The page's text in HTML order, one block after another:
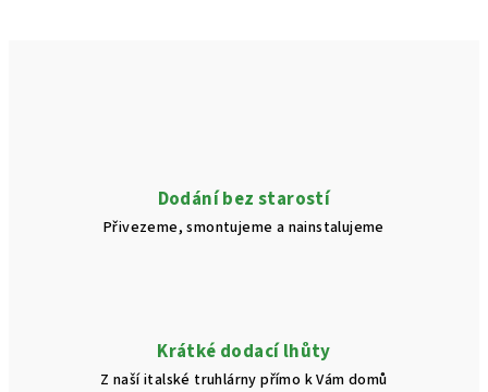
Dodání bez starostí
Přivezeme, smontujeme a nainstalujeme
Krátké dodací lhůty
Z naší italské truhlárny přímo k Vám domů